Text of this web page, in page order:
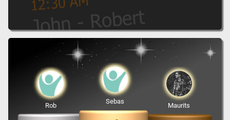
Sebas
Rob Maurits